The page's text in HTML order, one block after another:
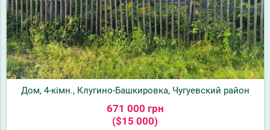
Дом, 4-кімн., Клугино-Башкировка, Чугуевский район
671 000 грн
($15 000)